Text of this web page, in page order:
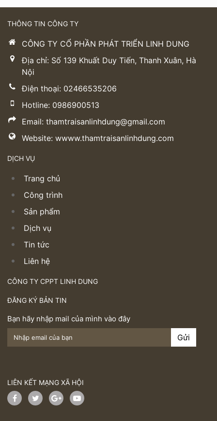
THÔNG TIN CÔNG TY
CÔNG TY CỔ PHẦN PHÁT TRIỂN LINH DUNG
Địa chỉ: Số 139 Khuất Duy Tiến, Thanh Xuân, Hà
Nội
Điện thoại: 02466535206
Hotline: 0986900513
Email: thamtraisanlinhdung@gmail.com
Website: wwww.thamtraisanlinhdung.com
DỊCH VỤ
Trang chủ
Công trình
Sản phẩm
Dịch vụ
Tin tức
Liên hệ
CÔNG TY CPPT LINH DUNG
ĐĂNG KÝ BẢN TIN
Bạn hãy nhập mail của mình vào đây
LIÊN KẾT MẠNG XÃ HỘI